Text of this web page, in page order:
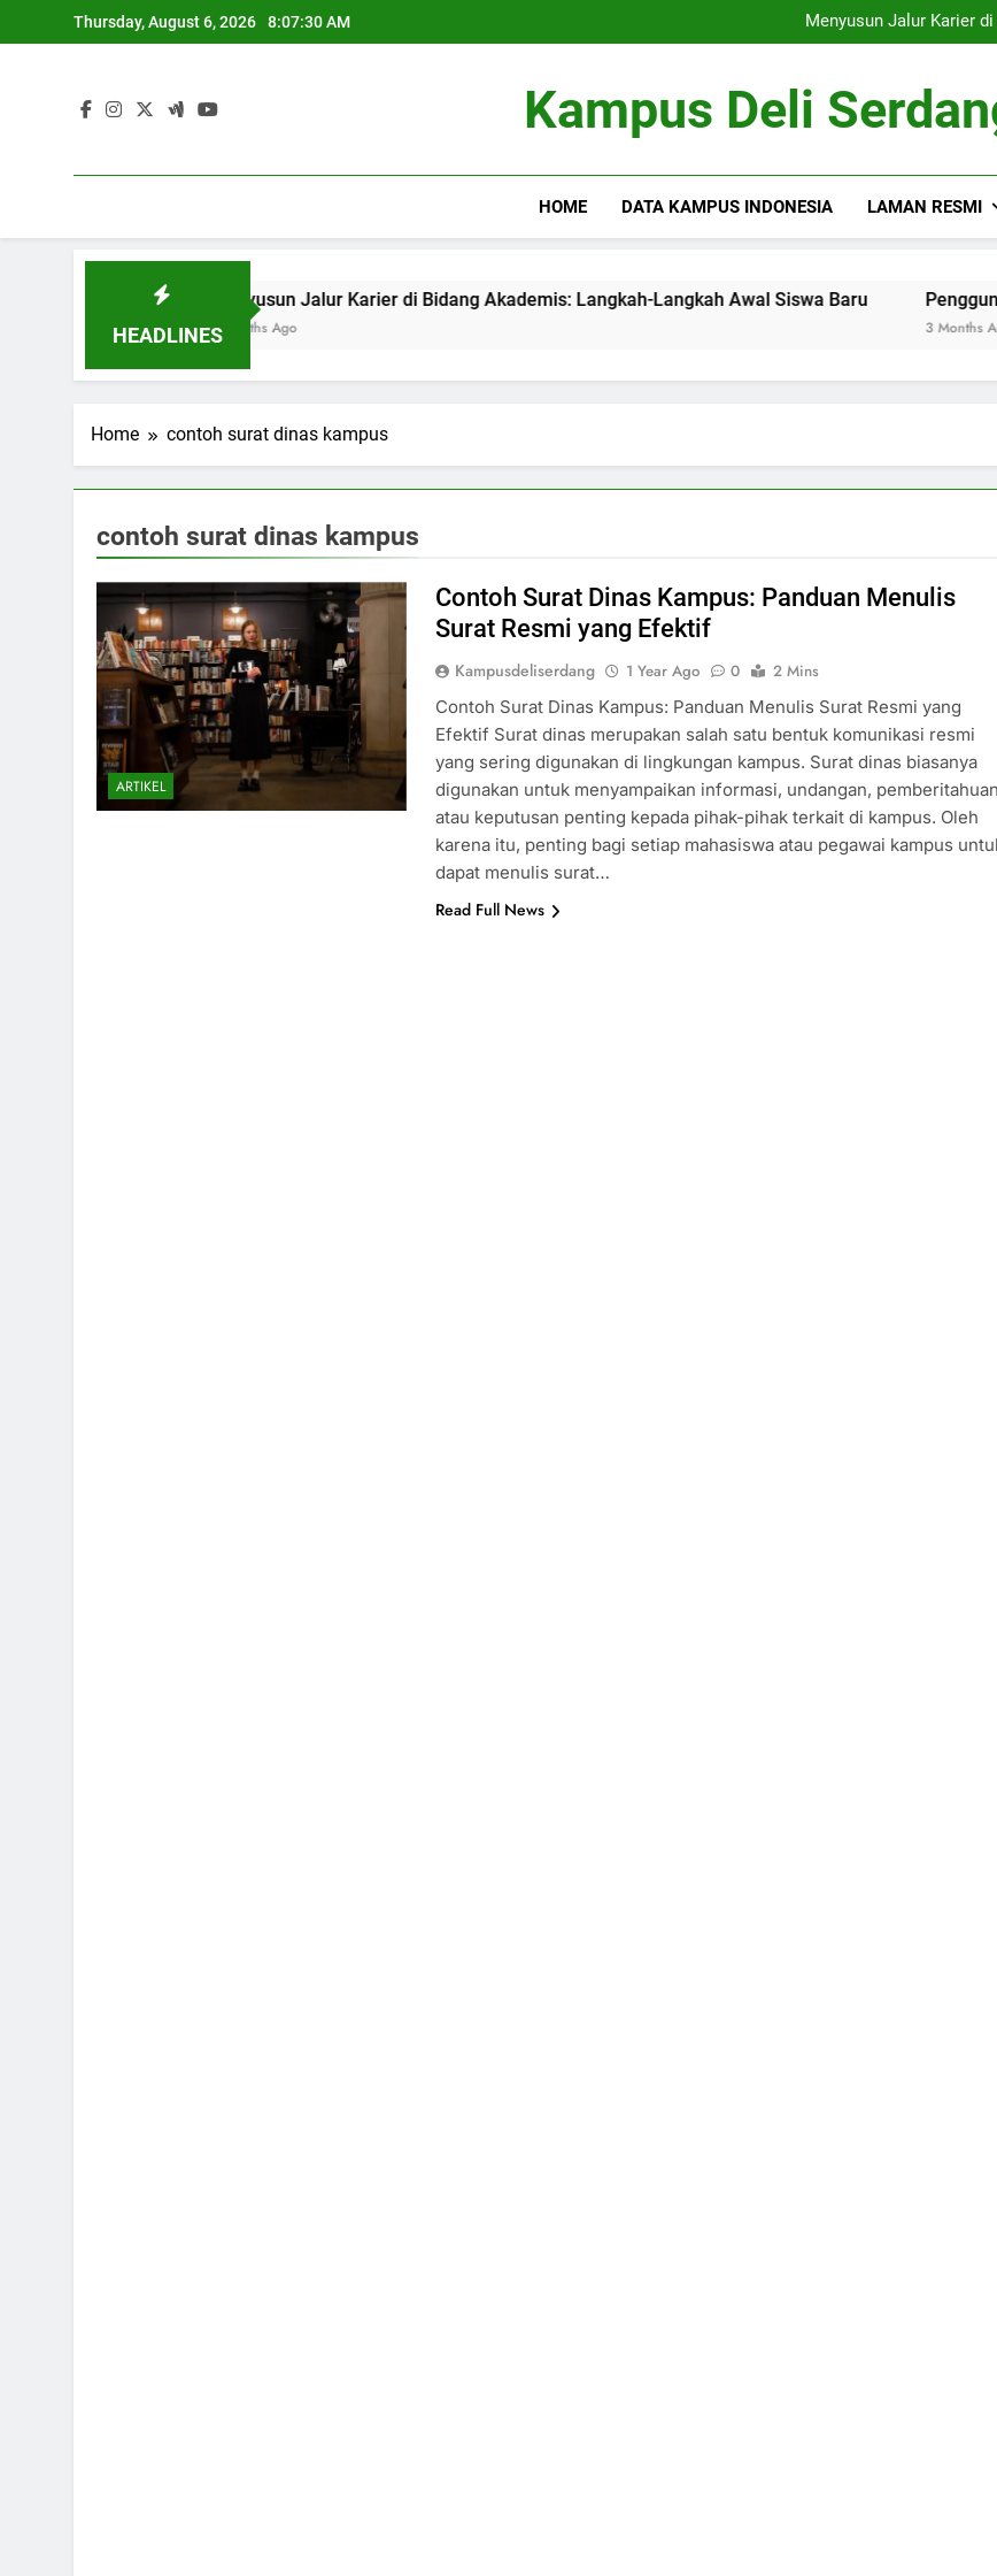
to
Thursday, August 6, 2026 8:07:30 AM
Menyusun Jalur Karier di Bidang Akademis: Langkah-
Penggunaan
Menyusun Jalur Karier di Bidang Akademis: Langkah-
Penggunaan
Kampus Deli
HOME DATA KAMPUS INDONESIA LAMAN RESMI
HEADLINES
Menyusun Jalur Karier di Bidang Akademis: Langkah-Langkah Awal Siswa Baru
3 Months Ago
Penggunaan
3 Months Ago
Home contoh surat dinas kampus
contoh surat dinas kampus
ARTIKEL
Contoh Surat Dinas Kampus: Panduan Menulis
Surat Resmi yang Efektif
Kampusdeliserdang 1 Year Ago 0
2 Mins
Contoh Surat Dinas Kampus: Panduan Menulis Surat Resmi yang
Efektif Surat dinas merupakan salah satu bentuk komunikasi resmi
yang sering digunakan di lingkungan kampus. Surat dinas biasanya
digunakan untuk menyampaikan informasi, undangan,
atau keputusan penting kepada pihak-pihak terkait di kampus. Oleh
karena itu, penting bagi setiap mahasiswa atau pegawai kampus
dapat menulis surat…
Read Full News